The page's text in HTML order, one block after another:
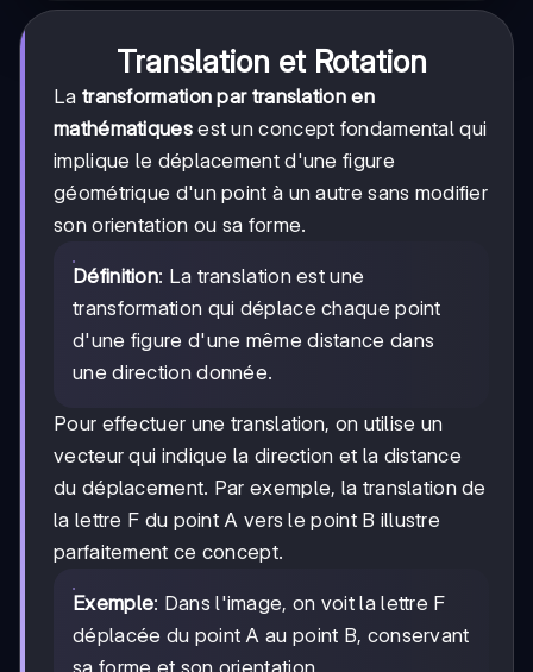
Translation et Rotation
La transformation par translation en
mathématiquesest un concept fondamental qui
implique le déplacement d'une figure
géométrique d'un point à un autre sans modifier
son orientation ou sa forme.
Définition: La translation est une
transformation qui déplace chaque point
d'une figure d'une même distance dans
une direction donnée.
Pour effectuer une translation, on utilise un
vecteur qui indique la direction et la distance
du déplacement. Par exemple, la translation de
la lettre F du point A vers le point B illustre
parfaitement ce concept.
Exemple: Dans l'image, on voit la lettre F
déplacée du point A au point B, conservant